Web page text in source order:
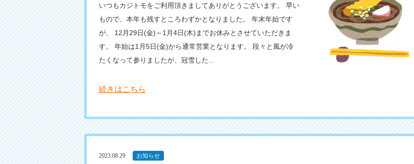
いつもカジトモをご利用頂きましてありがとうございます。 早い
もので、本年も残すところわずかとなりました。 年末年始です
が、 12月29日(金)～1月4日(木)までお休みとさせていただきま
す。 年始は1月5日(金)から通常営業となります。 段々と風が冷
たくなって参りましたが、冠雪した...
続きはこちら
2023.08.29 お知らせ